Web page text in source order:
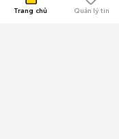
Trang chủ Quản lý tin